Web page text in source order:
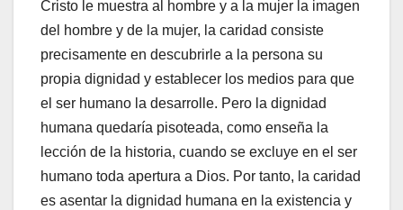
Cristo le muestra al hombre y a la mujer la imagen
del hombre y de la mujer, la caridad consiste
precisamente en descubrirle a la persona su
propia dignidad y establecer los medios para que
el ser humano la desarrolle. Pero la dignidad
humana quedaría pisoteada, como enseña la
lección de la historia, cuando se excluye en el ser
humano toda apertura a Dios. Por tanto, la caridad
es asentar la dignidad humana en la existencia y